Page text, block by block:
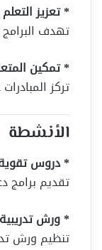
* تعزيز
تهدف البرامج
* تمكين
تركز
الأنشطة
* دروس
تقديم برامج
* ورش
تنظيم ورش